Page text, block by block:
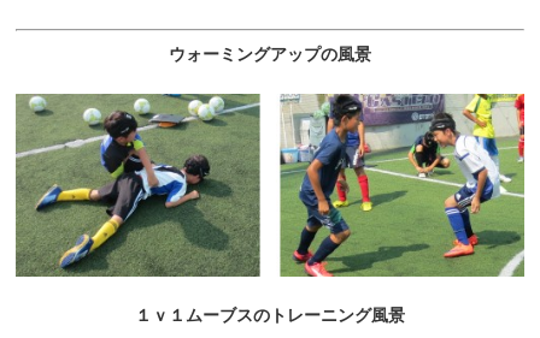
ウォーミングアップの風景
１ｖ１ムーブスのトレーニング風景